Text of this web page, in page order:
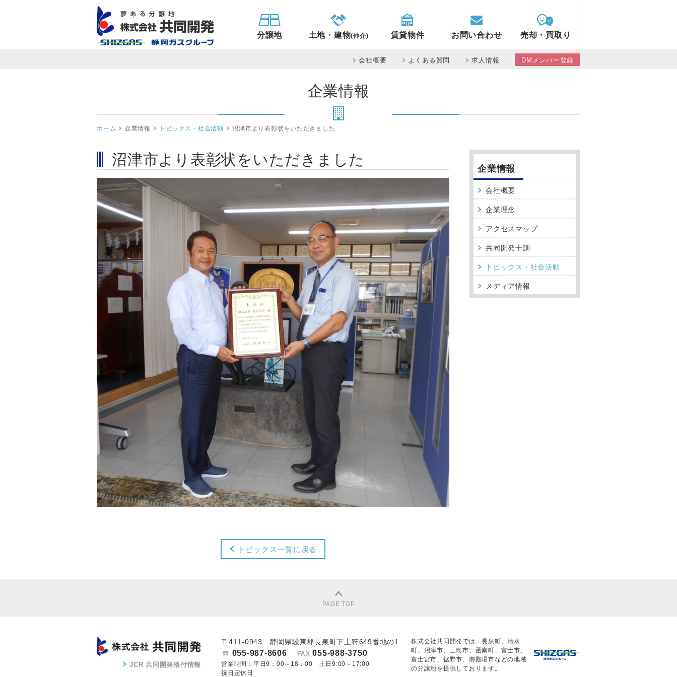
分譲地 土地・建物(仲介) 賃貸物件 お問い合わせ 売却・買取り
会社概要 よくある質問 求人情報 DMメンバー登録
企業情報
ホーム 企業情報 トピックス・社会活動 沼津市より表彰状をいただきました
沼津市より表彰状をいただきました
トピックス一覧に戻る
企業情報
会社概要
企業理念
アクセスマップ
共同開発十訓
トピックス・社会活動
メディア情報
PAGE TOP
JCR 共同開発格付情報
〒411-0943 静岡県駿東郡長泉町下土狩649番地の1
055-987-8606 FAX 055-988-3750
営業時間：平日9：00～18：00 土日9:00～17:00
祝日定休日
株式会社共同開発では、長泉町、清水
町、沼津市、三島市、函南町、富士市、
富士宮市、裾野市、御殿場市などの地域
の分譲地を提供しております。